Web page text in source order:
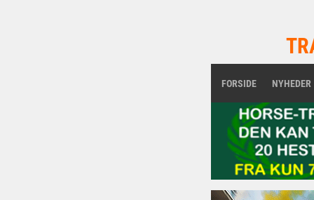
FORSIDE NYHEDER